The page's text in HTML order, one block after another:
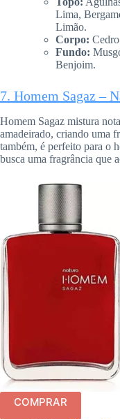
Lima,
Limão.
Corpo:
Fundo:
Benjoim.
7. Homem Sagaz –
Homem Sagaz mistura
amadeirado, criando uma
também, é perfeito para o
busca uma fragrância que
COMPRAR